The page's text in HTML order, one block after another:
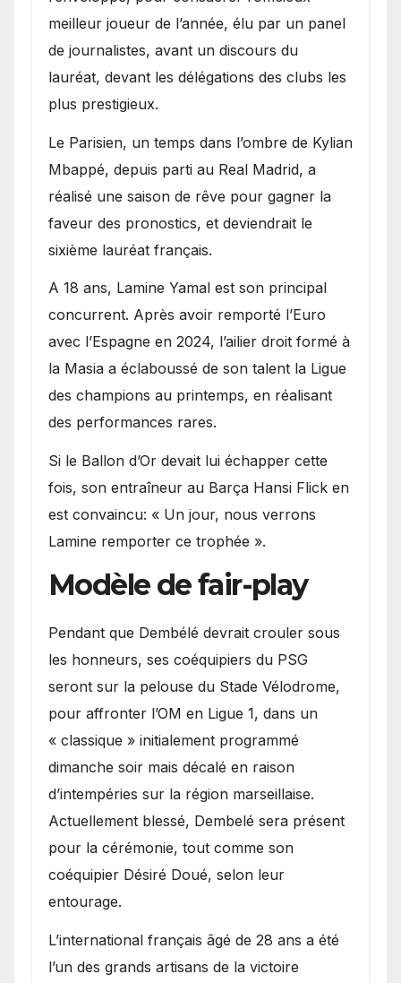
meilleur joueur de l’année, élu par un panel
de journalistes, avant un discours du
lauréat, devant les délégations des clubs les
plus prestigieux.
Le Parisien, un temps dans l’ombre de Kylian
Mbappé, depuis parti au Real Madrid, a
réalisé une saison de rêve pour gagner la
faveur des pronostics, et deviendrait le
sixième lauréat français.
A 18 ans, Lamine Yamal est son principal
concurrent. Après avoir remporté l’Euro
avec l’Espagne en 2024, l’ailier droit formé à
la Masia a éclaboussé de son talent la Ligue
des champions au printemps, en réalisant
des performances rares.
Si le Ballon d’Or devait lui échapper cette
fois, son entraîneur au Barça Hansi Flick en
est convaincu: « Un jour, nous verrons
Lamine remporter ce trophée ».
Modèle de fair-play
Pendant que Dembélé devrait crouler sous
les honneurs, ses coéquipiers du PSG
seront sur la pelouse du Stade Vélodrome,
pour affronter l’OM en Ligue 1, dans un
« classique » initialement programmé
dimanche soir mais décalé en raison
d’intempéries sur la région marseillaise.
Actuellement blessé, Dembelé sera présent
pour la cérémonie, tout comme son
coéquipier Désiré Doué, selon leur
entourage.
L’international français âgé de 28 ans a été
l’un des grands artisans de la victoire